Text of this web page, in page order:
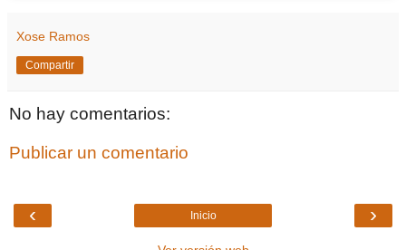
Xose Ramos
Compartir
No hay comentarios:
Publicar un comentario
‹ ›
Inicio